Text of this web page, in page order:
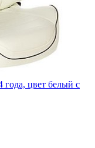
цвет белый с